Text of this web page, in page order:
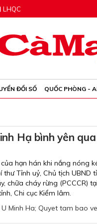
LHQC
ĐỔI SỐ QUỐC PHÒNG -
Hạ bình yên
hạn hán khi nắng nóng
Tỉnh uỷ, Chủ tịch UBND
chữa cháy rừng (PCCCR)
Chi cục Kiểm lâm.
Minh Ha; Quyet tam bao